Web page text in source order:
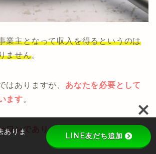
業主となって収入を得るというのは
ません。
はありますが、 あなたを必要として
ます。
ワンであり、貴重な存在なのは間違
ありま
LINE友だち追加